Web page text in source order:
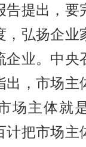
告提出，要
，弘扬企业
企业。中央
出，市场主
场主体就
计把市场主